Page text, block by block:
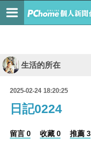
生活的所在
2025-02-24 18:20:25
日記0224
留言 0 收藏 0 推薦 3